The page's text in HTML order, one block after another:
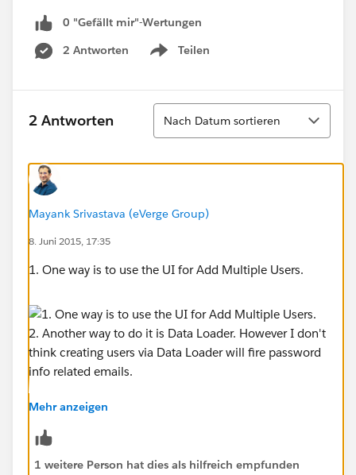
0 "Gefällt mir"-Wertungen
2 Antworten
Teilen
Show menu
2 Antworten
Sortieren
Nach Datum sortieren
Mayank Srivastava (eVerge Group)
8. Juni 2015, 17:35
1. One way is to use the UI for Add Multiple Users.
2. Another way to do it is Data Loader. However I don't
Mehr anzeigen
1 weitere Person hat dies als hilfreich empfunden